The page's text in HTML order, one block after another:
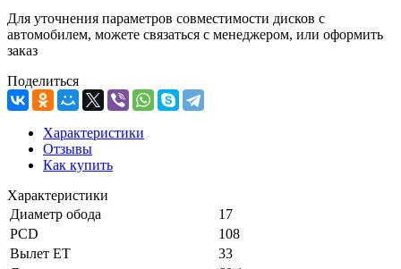
Для уточнения параметров совместимости дисков с
автомобилем, можете связаться с менеджером, или оформить
заказ
Поделиться
Характеристики
Отзывы
Как купить
Характеристики
Диаметр обода
17
PCD
108
Вылет ET
33